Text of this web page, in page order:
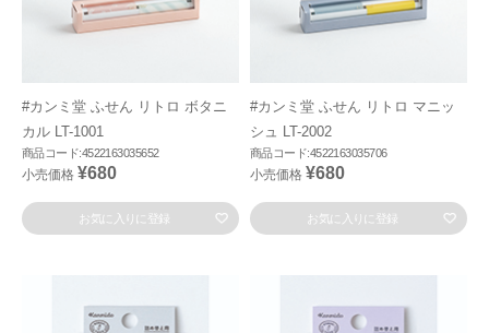
#カンミ堂 ふせん リトロ ボタニ
カル LT-1001
商品コード:4522163035652
小売価格 ¥680
お気に入りに登録
#カンミ堂 ふせん リトロ マニッ
シュ LT-2002
商品コード:4522163035706
小売価格 ¥680
お気に入りに登録